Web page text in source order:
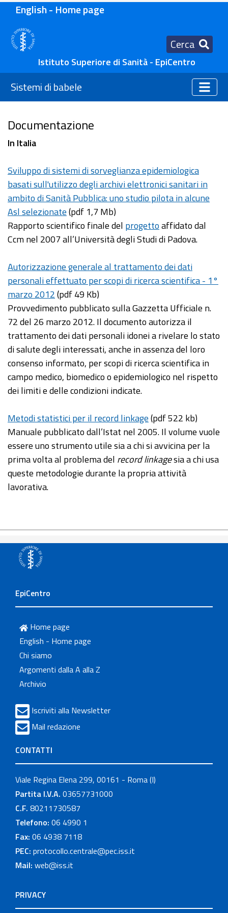
English - Home page
Cerca
Istituto Superiore di Sanità - EpiCentro
Sistemi di babele
Documentazione
In Italia
Sviluppo di sistemi di sorveglianza epidemiologica
basati sull'utilizzo degli archivi elettronici sanitari in
ambito di Sanità Pubblica: uno studio pilota in alcune
Asl selezionate(pdf 1,7 Mb)
Rapporto scientifico finale del progettoaffidato dal
Ccm nel 2007 all’Università degli Studi di Padova.
Autorizzazione generale al trattamento dei dati
personali effettuato per scopi di ricerca scientifica - 1°
marzo 2012(pdf 49 Kb)
Provvedimento pubblicato sulla Gazzetta Ufficiale n.
72 del 26 marzo 2012. Il documento autorizza il
trattamento dei dati personali idonei a rivelare lo stato
di salute degli interessati, anche in assenza del loro
consenso informato, per scopi di ricerca scientifica in
campo medico, biomedico o epidemiologico nel rispetto
dei limiti e delle condizioni indicate.
Metodi statistici per il record linkage(pdf 522 kb)
Manuale pubblicato dall’Istat nel 2005. Il volume vuole
essere uno strumento utile sia a chi si avvicina per la
prima volta al problema del record linkagesia a chi usa
queste metodologie durante la propria attività
lavorativa.
EpiCentro
Home page
English - Home page
Chi siamo
Argomenti dalla A alla Z
Archivio
Iscriviti alla Newsletter
Mail redazione
CONTATTI
Viale Regina Elena 299, 00161 - Roma (I)
Partita I.V.A. 03657731000
C.F. 80211730587
Telefono: 06 4990 1
Fax: 06 4938 7118
PEC: protocollo.centrale@pec.iss.it
Mail: web@iss.it
PRIVACY